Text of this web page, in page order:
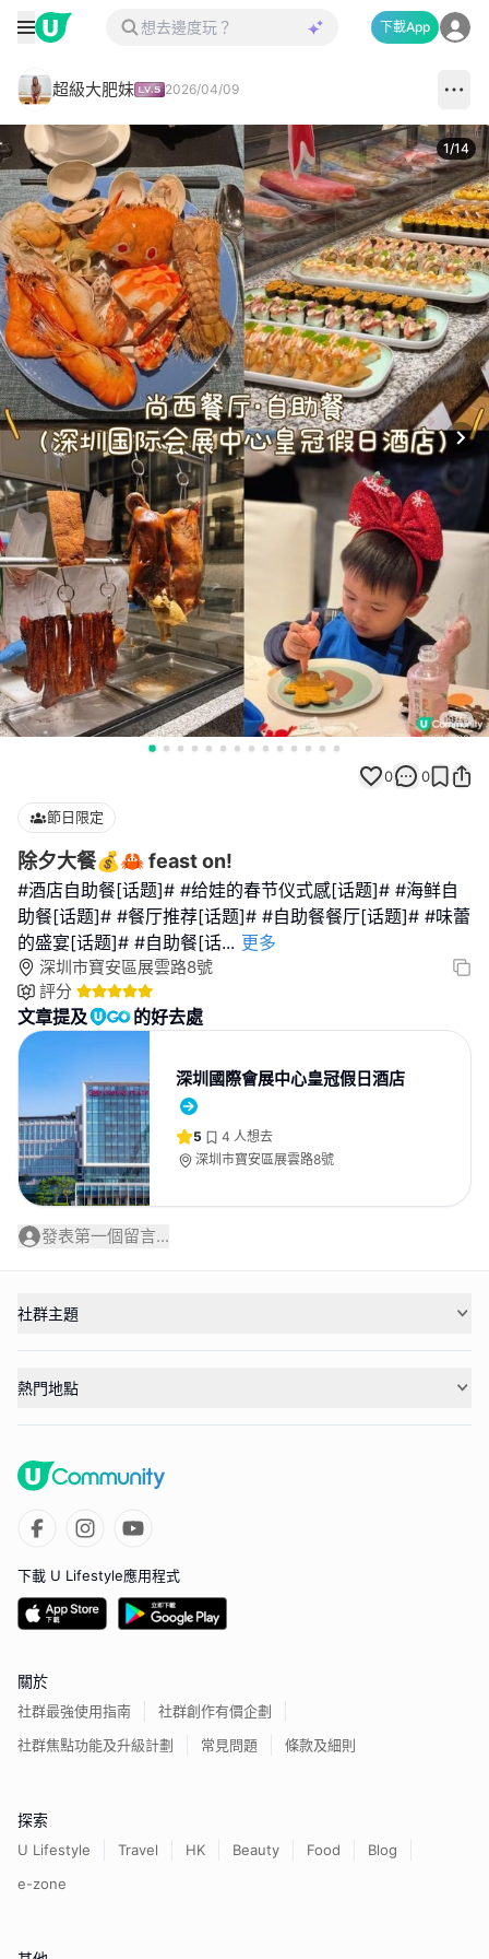
下載App
超級大肥妹 2026/04/09
1/14
0 0
節日限定
除夕大餐💰🦀 feast on!
#酒店自助餐[话题]# #给娃的春节仪式感[话题]# #海鲜自
助餐[话题]# #餐厅推荐[话题]# #自助餐餐厅[话题]# #味蕾
的盛宴[话题]# #自助餐[话... 更多
深圳市寶安區展雲路8號
評分
文章提及 的好去處
深圳國際會展中心皇冠假日酒店
5 4 人想去
深圳市寶安區展雲路8號
發表第一個留言...
社群主題
熱門地點
下載 U Lifestyle應用程式
關於
社群最強使用指南
社群創作有價企劃
社群焦點功能及升級計劃
常見問題 條款及細則
探索
U Lifestyle Travel HK Beauty Food
Blog
e-zone